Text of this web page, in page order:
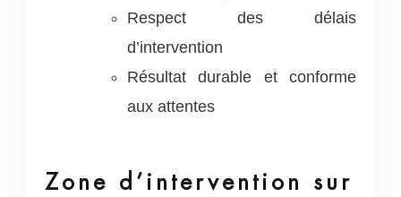
Respect des délais
d’intervention
Résultat durable et conforme
aux attentes
Zone d’intervention sur